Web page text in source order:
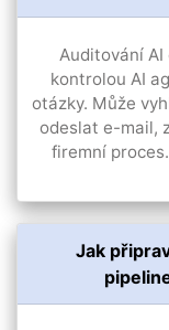
Auditování
kontrolou AI
otázky. Může
odeslat e-mail,
firemní
Jak